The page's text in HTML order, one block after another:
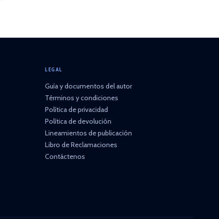
LEGAL
Guía y documentos del autor
Términos y condiciones
Política de privacidad
Política de devolución
Lineamientos de publicación
Libro de Reclamaciones
Contáctenos